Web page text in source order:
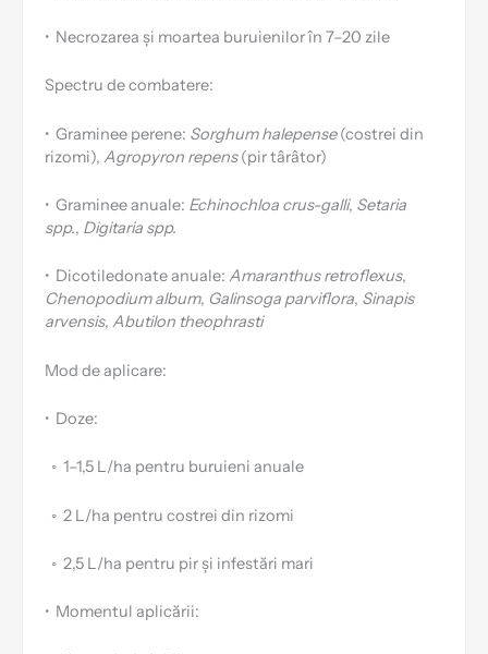
• Necrozarea și moartea buruienilor în 7–20 zile
Spectru de combatere:
• Graminee perene: Sorghum halepense(costrei din
rizomi), Agropyron repens(pir târâtor)
• Graminee anuale: Echinochloa crus-galli, Setaria
spp., Digitaria spp.
• Dicotiledonate anuale: Amaranthus retroflexus,
Chenopodium album, Galinsoga parviflora, Sinapis
arvensis, Abutilon theophrasti
Mod de aplicare:
• Doze:
⁠◦ 1–1,5 L/ha pentru buruieni anuale
⁠◦ 2 L/ha pentru costrei din rizomi
⁠◦ 2,5 L/ha pentru pir și infestări mari
• Momentul aplicării: